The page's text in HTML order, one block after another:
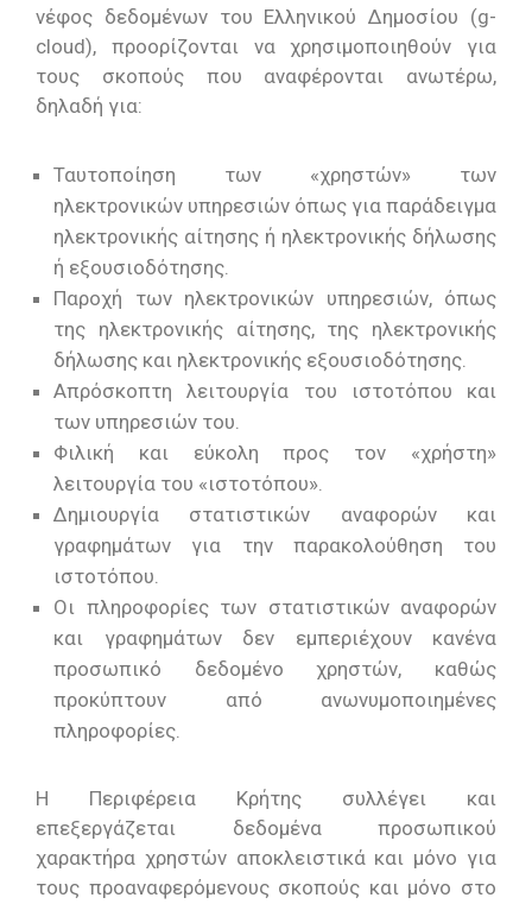
νέφος δεδομένων του Ελληνικού Δημοσίου (g-
cloud), προορίζονται να χρησιμοποιηθούν για
τους σκοπούς που αναφέρονται ανωτέρω,
δηλαδή για:
Ταυτοποίηση των «χρηστών» των
ηλεκτρονικών υπηρεσιών όπως για παράδειγμα
ηλεκτρονικής αίτησης ή ηλεκτρονικής δήλωσης
ή εξουσιοδότησης.
Παροχή των ηλεκτρονικών υπηρεσιών, όπως
της ηλεκτρονικής αίτησης, της ηλεκτρονικής
δήλωσης και ηλεκτρονικής εξουσιοδότησης.
Απρόσκοπτη λειτουργία του ιστοτόπου και
των υπηρεσιών του.
Φιλική και εύκολη προς τον «χρήστη»
λειτουργία του «ιστοτόπου».
Δημιουργία στατιστικών αναφορών και
γραφημάτων για την παρακολούθηση του
ιστοτόπου.
Οι πληροφορίες των στατιστικών αναφορών
και γραφημάτων δεν εμπεριέχουν κανένα
προσωπικό δεδομένο χρηστών, καθώς
προκύπτουν από ανωνυμοποιημένες
πληροφορίες.
Η Περιφέρεια Κρήτης συλλέγει και
επεξεργάζεται δεδομένα προσωπικού
χαρακτήρα χρηστών αποκλειστικά και μόνο για
τους προαναφερόμενους σκοπούς και μόνο στο